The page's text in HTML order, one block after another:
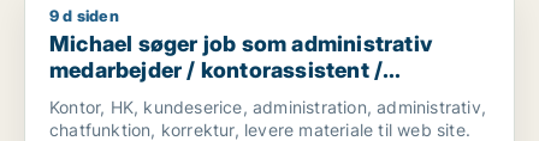
Michael søger job som administrativ medarbejder /
9 d siden
Michael søger job som administrativ
medarbejder / kontorassistent /
kundeservicemedarbejder
Kontor, HK, kundeserice, administration, administrativ,
chatfunktion, korrektur, levere materiale til web site.